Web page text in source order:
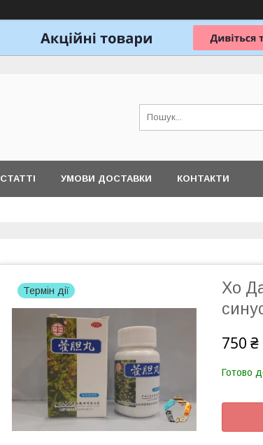
СТАТТІ УМОВИ ДОСТАВКИ КОНТАКТИ
Термін дії
Хо
750 ₴
Готово